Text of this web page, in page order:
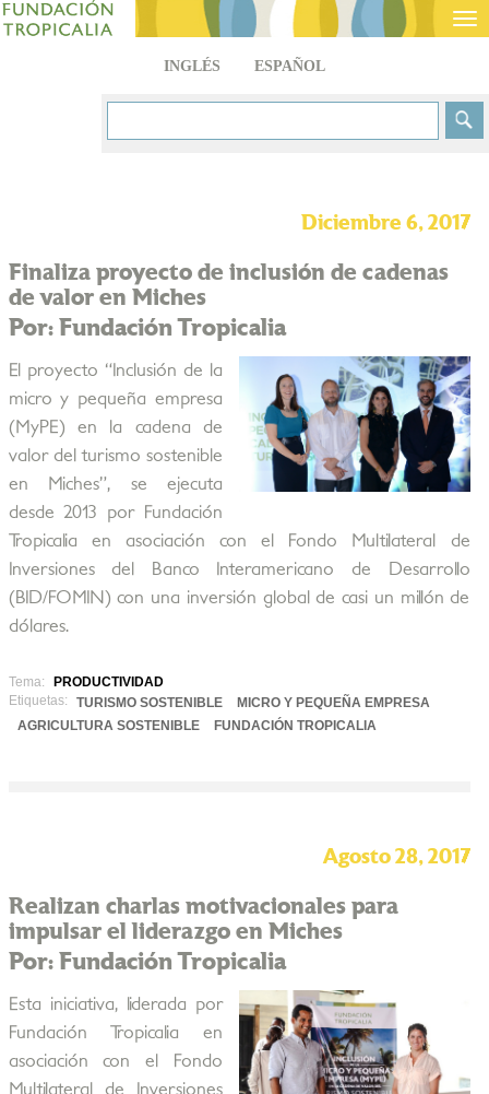
INGLÉS ESPAÑOL
Diciembre 6, 2017
Finaliza proyecto de inclusión de cadenas
de valor en Miches
Por: Fundación Tropicalia
El proyecto “Inclusión de la
micro y pequeña empresa
(MyPE) en la cadena de
valor del turismo sostenible
en Miches”, se ejecuta
desde 2013 por Fundación
Tropicalia en asociación con el Fondo Multilateral de
Inversiones del Banco Interamericano de Desarrollo
(BID/FOMIN) con una inversión global de casi un millón de
dólares.
Tema:
PRODUCTIVIDAD
Etiquetas:
TURISMO SOSTENIBLE
MICRO Y PEQUEÑA EMPRESA
AGRICULTURA SOSTENIBLE
FUNDACIÓN TROPICALIA
Agosto 28, 2017
Realizan charlas motivacionales para
impulsar el liderazgo en Miches
Por: Fundación Tropicalia
Esta iniciativa, liderada por
Fundación Tropicalia en
asociación con el Fondo
Multilateral de Inversiones